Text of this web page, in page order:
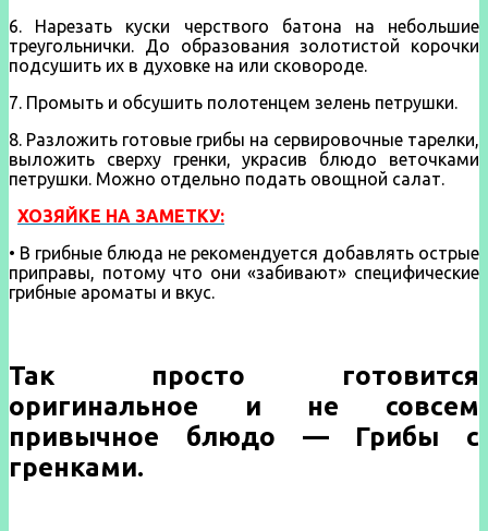
6. Нарезать куски черствого батона на небольшие
треугольнички. До образования золотистой корочки
подсушить их в духовке на или сковороде.
7. Промыть и обсушить поло­тенцем зелень петрушки.
8. Разложить готовые грибы на сервировочные та­релки,
выложить сверху гренки, украсив блюдо веточ­ками
петрушки. Можно отдельно подать овощной салат.
ХОЗЯЙКЕ НА ЗАМЕТКУ:
• В грибные блюда не рекомендуется добавлять острые
припра­вы, потому что они «заби­вают» специфические
грибные ароматы и вкус.
Так просто готовится
оригинальное и не совсем
привычное блюдо — Грибы с
гренками.